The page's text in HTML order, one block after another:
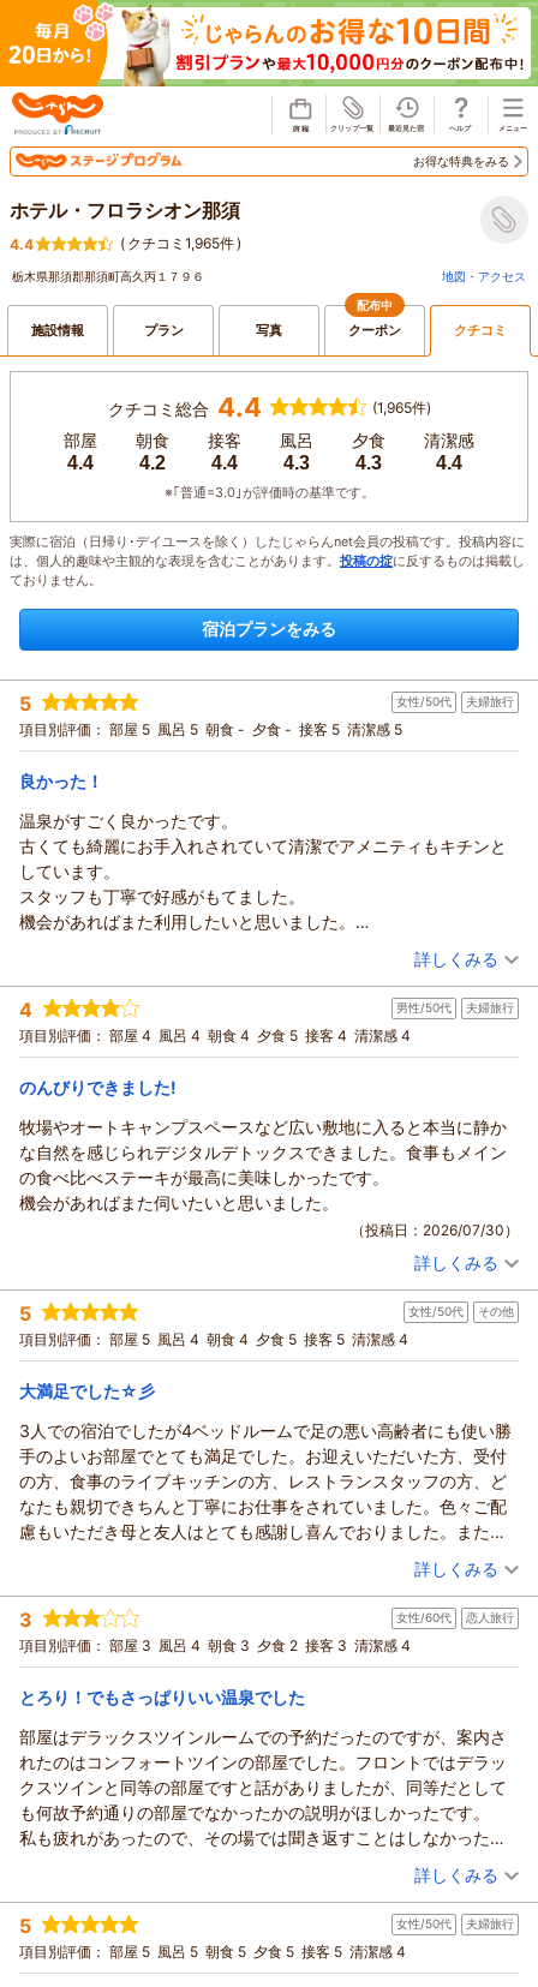
お得な特典をみる
ホテル・フロラシオン那須
4.4 ( クチコミ1,965件)
栃木県那須郡那須町高久丙１７９６ 地図・アクセス
施設情報 プラン 写真
配布中
クーポン クチコミ
クチコミ総合 4.4 (1,965件)
部屋
4.4
朝食
4.2
接客
4.4
風呂
4.3
夕食
4.3
清潔感
4.4
※｢普通=3.0｣が評価時の基準です。
実際に宿泊（日帰り･デイユースを除く）したじゃらんnet会員の投稿です。投稿内容に
は、個人的趣味や主観的な表現を含むことがあります。 投稿の掟に反するものは掲載し
ておりません。
宿泊プランをみる
5 女性/50代 夫婦旅行
項目別評価： 部屋 5 風呂 5 朝食 - 夕食 - 接客 5 清潔感 5
良かった！
温泉がすごく良かったです。
古くても綺麗にお手入れされていて清潔でアメニティもキチンと
しています。
スタッフも丁寧で好感がもてました。
機会があればまた利用したいと思いました。
（投稿日：2026/08/01）
宿泊時期： 2026年07月宿泊 (夫婦旅行)
投稿者： ふふさん(女性/50代)
宿泊プラン： 【じゃらんのお得な10日間】（初夏の風 那須高原）温泉でゆ
ったり旅（お食事無し）
ツイン 食事なし
宿泊価格帯： 7,001～8,000円(大人一人あたり/税込)
詳しくみる
4 男性/50代 夫婦旅行
項目別評価： 部屋 4 風呂 4 朝食 4 夕食 5 接客 4 清潔感 4
のんびりできました!
牧場やオートキャンプスペースなど広い敷地に入ると本当に静か
な自然を感じられデジタルデトックスできました。食事もメイン
の食べ比べステーキが最高に美味しかったです。
機会があればまた伺いたいと思いました。
（投稿日：2026/07/30）
投稿者： チャパさん(男性/50代)
宿泊プラン： 【初夏のサイドメニュービュッフェ】濃厚な旨味の熟成赤身×
溢れる肉汁の黒毛和牛ステーキ至福ダブルメイン
ツイン
宿泊価格帯： 18,001～19,000円(大人一人あたり/税込)
この度はホテル・フロラシオン那須にご宿泊いただき誠にあり
がとうございます。
またご感想をお寄せいただき重ねて御礼申し上げます。
過日はごゆっくりとお寛ぎいただいたご様子で、ご夕食のステ
ーキにも
「最高に美味しかったです」とのお言葉を頂戴し、大変光栄に
存じます。
ホテル・フロラシオン那須は広大な牧場の敷地の奥に位置して
おりまして、
渓流の散策路とともに、豊かな自然の環境をおたのしみいただ
けます。
努めて参ります。
またのご来館を心よりお待ち申し上げております。
（返信日：2026/08/02）
詳しくみる
5 女性/50代 その他
項目別評価： 部屋 5 風呂 4 朝食 4 夕食 5 接客 5 清潔感 4
大満足でした☆彡
3人での宿泊でしたが4ベッドルームで足の悪い高齢者にも使い勝
手のよいお部屋でとても満足でした。お迎えいただいた方、受付
の方、食事のライブキッチンの方、レストランスタッフの方、ど
なたも親切できちんと丁寧にお仕事をされていました。色々ご配
慮もいただき母と友人はとても感謝し喜んでおりました。また伺
わせていただきます。ありがとうございました！夕食のハンバー
（投稿日：2026/07/27）
宿泊時期： 2026年06月宿泊 (その他)
投稿者： ローズさん
宿泊プラン： 【初夏のサイドメニュービュッフェ】メイン料理はとろける黒
毛和牛ハンバーグとサイドメニュービュッフェ付
4ベッド 朝・夕
宿泊価格帯： 14,001～15,000円(大人一人あたり/税込)
ホテル・フロラシオン那須からの返信
この度はホテル・フロラシオン那須にご宿泊いただき誠にあり
がとうございます。
ご丁寧にご感想をお寄せいただき重ねて御礼申し上げます。
過日のご滞在に「大満足でした☆彡」とのお言葉をいただき大
またスタッフにお褒めのお言葉を頂戴し、心より感謝申し上げ
ます。
この度賜りましたお言葉を励みとして、今後もスタッフ一同、
サービスの向上に努めて参ります。
詳しくみる
3 女性/60代 恋人旅行
項目別評価： 部屋 3 風呂 4 朝食 3 夕食 2 接客 3 清潔感 4
とろり！でもさっぱりいい温泉でした
部屋はデラックスツインルームでの予約だったのですが、案内さ
れたのはコンフォートツインの部屋でした。フロントではデラッ
クスツインと同等の部屋ですと話がありましたが、同等だとして
も何故予約通りの部屋でなかったかの説明がほしかったです。
私も疲れがあったので、その場では聞き返すことはしなかったの
部屋はきれいに掃除されていて天井も高く圧迫感なく過ごせまし
た。
お風呂のお湯はトロリとしているのですが、湯上がりはサッパリ
して、とてもいいお湯でした。
（投稿日：2026/07/26）
宿泊時期： 2026年07月宿泊 (恋人旅行)
投稿者： ゆきんぼさん
宿泊プラン： 【初夏のサイドメニュービュッフェ】熟成黒毛和牛の芳醇グリ
ルをメインに・彩り初夏のビュッフェ
ツイン 朝・夕
詳しくみる
5 女性/50代 夫婦旅行
項目別評価： 部屋 5 風呂 5 朝食 5 夕食 5 接客 5 清潔感 4